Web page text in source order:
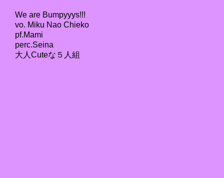
We are Bumpyyys!!!
vo. Miku Nao Chieko
pf.Mami
perc.Seina
大人Cuteな５人組